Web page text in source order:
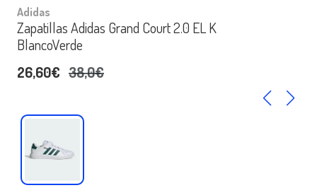
Adidas
Zapatillas Adidas Grand Court 2.0 EL K
BlancoVerde
26,60€ 38,0€